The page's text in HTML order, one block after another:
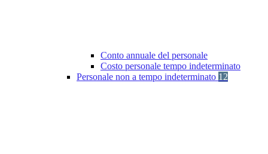
Conto annuale del personale
Costo personale tempo indeterminato
Personale non a tempo indeterminato 12